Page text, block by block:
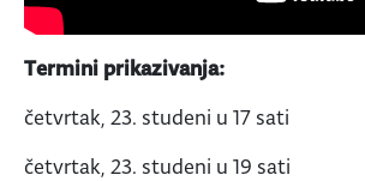
Termini prikazivanja:
četvrtak, 23. studeni u 17 sati
četvrtak, 23. studeni u 19 sati